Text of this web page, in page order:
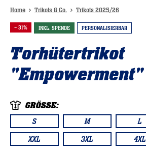
Home Trikots & Co. Trikots 2025/26
– 31% INKL. SPENDE PERSONALISIERBAR
Torhütertrikot
"Empowerment"
GRÖSSE:
S M L
XXL 3XL 4XL